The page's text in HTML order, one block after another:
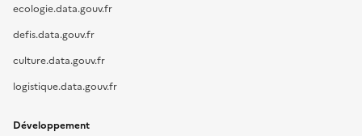
ecologie.data.gouv.fr
defis.data.gouv.fr
culture.data.gouv.fr
logistique.data.gouv.fr
Développement